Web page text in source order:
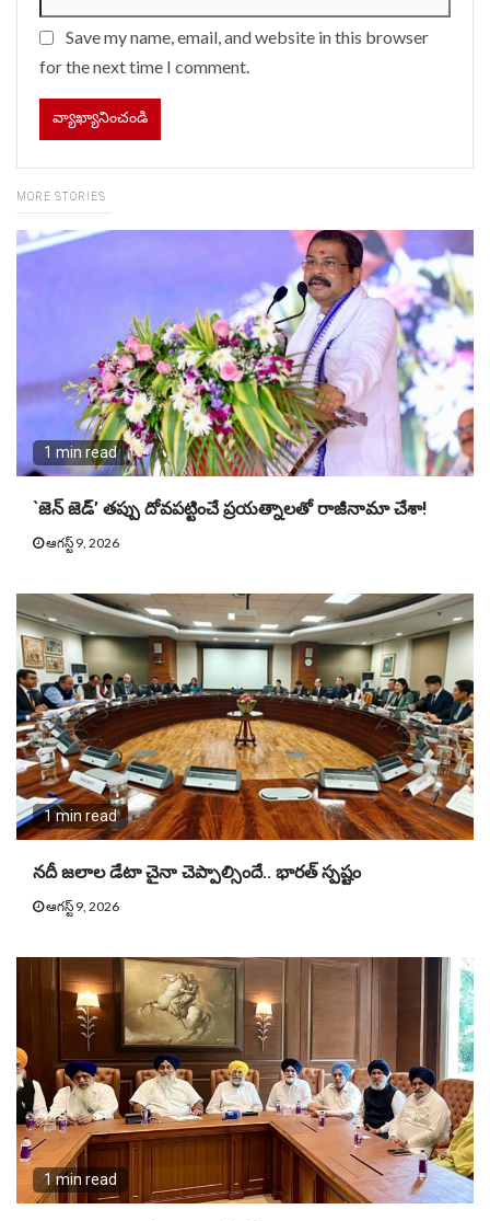
Save my name, email, and website in this browser
for the next time I comment.
MORE STORIES
1 min read
`జెన్ జెడ్’ తప్పు దోవపట్టించే ప్రయత్నాలతో రాజీనామా చేశా!
ఆగస్ట్ 9, 2026
1 min read
నదీ జలాల డేటా చైనా చెప్పాల్సిందే.. భారత్ స్పష్టం
ఆగస్ట్ 9, 2026
1 min read